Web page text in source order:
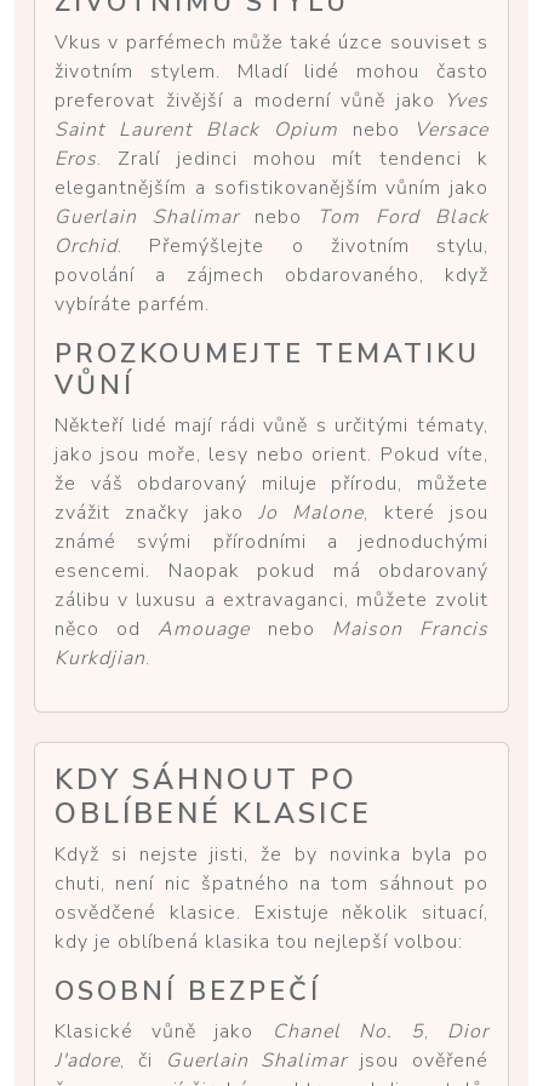
Vkus v parfémech může také úzce souviset s
životním stylem. Mladí lidé mohou často
preferovat živější a moderní vůně jako Yves
Saint Laurent Black Opium nebo
Versace
Eros. Zralí jedinci mohou mít tendenci k
elegantnějším a sofistikovanějším vůním jako
Guerlain Shalimarnebo Tom Ford Black
Orchid. Přemýšlejte o životním stylu,
povolání a zájmech obdarovaného, když
vybíráte parfém.
PROZKOUMEJTE TEMATIKU
VŮNÍ
Někteří lidé mají rádi vůně s určitými tématy,
jako jsou moře, lesy nebo orient. Pokud víte,
že váš obdarovaný miluje přírodu, můžete
zvážit značky jako Jo Malone, které jsou
známé svými přírodními a jednoduchými
esencemi. Naopak pokud má obdarovaný
zálibu v luxusu a extravaganci, můžete zvolit
něco odAmouage nebo Maison Francis
Kurkdjian.
KDY SÁHNOUT PO
OBLÍBENÉ KLASICE
Když si nejste jisti, že by novinka byla po
chuti, není nic špatného na tom sáhnout po
osvědčené klasice. Existuje několik situací,
kdy je oblíbená klasika tou nejlepší volbou:
OSOBNÍ BEZPEČÍ
Klasické vůně jako Chanel No. 5, Dior
J'adore, či Guerlain Shalimarjsou ověřené